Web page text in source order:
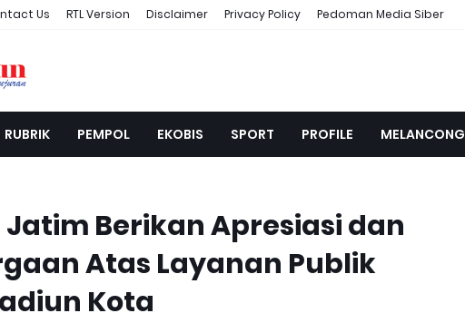
Us RTL Version Disclaimer Privacy Policy Pedoman Media Siber
RUBRIK PEMPOL EKOBIS SPORT PROFILE MELANCONG
Berikan Apresiasi dan
Atas Layanan Publik
Kota